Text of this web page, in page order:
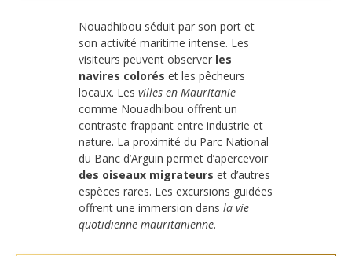
Nouadhibou séduit par son port et
son activité maritime intense. Les
visiteurs peuvent observer les
navires colorés et les pêcheurs
locaux. Les villes en Mauritanie
comme Nouadhibou offrent un
contraste frappant entre industrie et
nature. La proximité du Parc National
du Banc d’Arguin permet d’apercevoir
des oiseaux migrateurs et d’autres
espèces rares. Les excursions guidées
offrent une immersion dans la vie
quotidienne mauritanienne.